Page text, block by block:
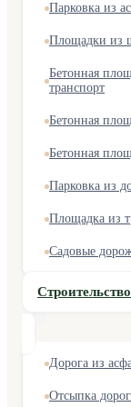
Парковка из
Площадки из
Бетонная
транспорт
Бетонная
Бетонная
Парковка из
Площадка из
Садовые
Дорога из
Отсыпка